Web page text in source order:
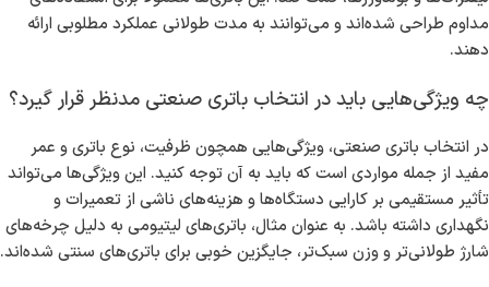
مداوم طراحی شده‌اند و می‌توانند به مدت طولانی عملکرد مطلوبی ارائه
دهند.
چه ویژگی‌هایی باید در انتخاب باتری صنعتی مدنظر قرار گیرد؟
در انتخاب باتری صنعتی، ویژگی‌هایی همچون ظرفیت، نوع باتری و عمر
مفید از جمله مواردی است که باید به آن توجه کنید. این ویژگی‌ها می‌تواند
تأثیر مستقیمی بر کارایی دستگاه‌ها و هزینه‌های ناشی از تعمیرات و
نگهداری داشته باشد. به عنوان مثال، باتری‌های لیتیومی به دلیل چرخه‌های
شارژ طولانی‌تر و وزن سبک‌تر، جایگزین خوبی برای باتری‌های سنتی شده‌اند.